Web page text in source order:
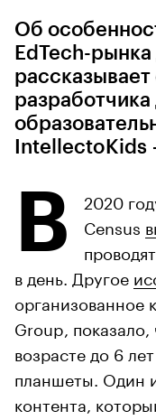
Об
EdTech-
разработчика
В
2020
Census
в день. Другое
организованное
Group,
возрасте до 6
планшеты. Один
контента,